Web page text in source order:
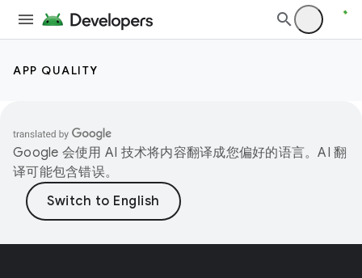
APP QUALITY
Google 会使用 AI 技术将内容翻译成您偏好的语言。AI 翻
译可能包含错误。